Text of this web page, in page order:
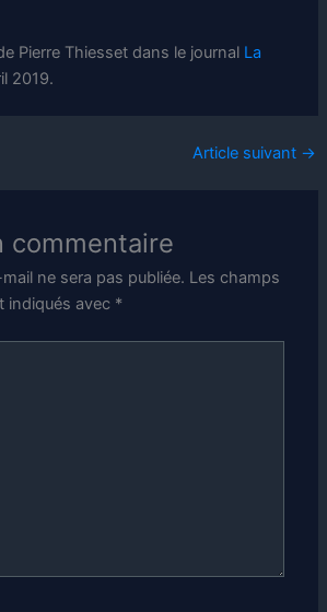
Pierre Thiesset dans le journal La
2019.
Article suivant →
commentaire
ne sera pas publiée. Les champs
indiqués avec *